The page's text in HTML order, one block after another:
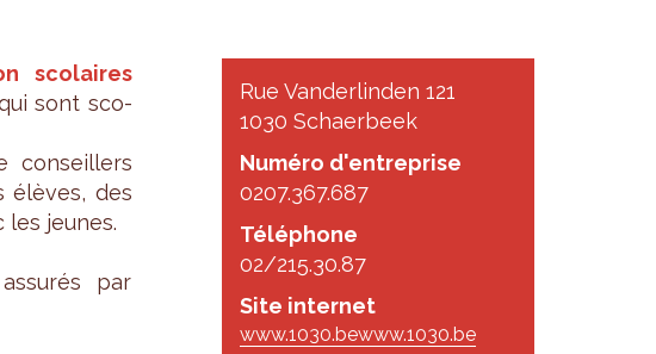
Rue Vanderlinden 121
1030 Schaerbeek
Numéro d'entreprise
0207.367.687
Téléphone
02/215.30.87
Site internet
www.1030.bewww.1030.be
sco­laires
sont sco­
conseillers
élèves, des
jeunes.
par